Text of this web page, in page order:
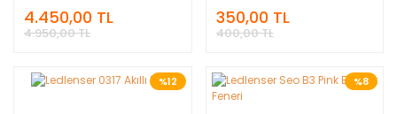
4.450,00 TL
4.950,00 TL
350,00 TL
400,00 TL
%12 %8